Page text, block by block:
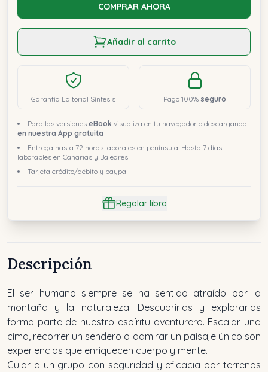
COMPRAR AHORA
Añadir al carrito
Garantía Editorial Síntesis Pago 100% seguro
Para las versiones eBook visualiza en tu navegador o descargando
en nuestra App gratuita
Entrega hasta 72 horas laborales en península. Hasta 7 días
laborables en Canarias y Baleares
Tarjeta crédito/débito y paypal
Regalar libro
Descripción
El ser humano siempre se ha sentido atraído por la
montaña y la naturaleza. Descubrirlas y explorarlas
forma parte de nuestro espíritu aventurero. Escalar una
cima, recorrer un sendero o admirar un paisaje único son
experiencias que enriquecen cuerpo y mente.
Guiar a un grupo con seguridad y eficacia por terrenos